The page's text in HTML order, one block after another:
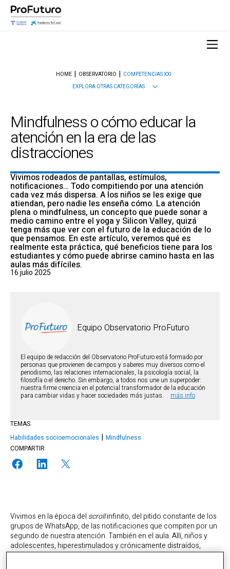
HOME OBSERVATORIO
COMPETENCIAS XXI
EXPLORA OTRAS CATEGORÍAS
Mindfulness o cómo educar la
atención en la era de las
distracciones
Vivimos rodeados de pantallas, estímulos,
notificaciones… Todo compitiendo por una atención
cada vez más dispersa. A los niños se les exige que
atiendan, pero nadie les enseña cómo. La atención
plena o mindfulness, un concepto que puede sonar a
medio camino entre el yoga y Silicon Valley, quizá
tenga más que ver con el futuro de la educación de lo
que pensamos. En este artículo, veremos qué es
realmente esta práctica, qué beneficios tiene para los
estudiantes y cómo puede abrirse camino hasta en las
aulas más difíciles.
16 julio 2025
Equipo Observatorio ProFuturo
El equipo de redacción del Observatorio ProFuturo está formado por
personas que provienen de campos y saberes muy diversos como el
periodismo, las relaciones internacionales, la psicología social, la
filosofía o el derecho. Sin embargo, a todos nos une un superpoder:
nuestra firme creencia en el potencial transformador de la educación
para cambiar vidas y hacer sociedades más justas.
más info
TEMAS
Habilidades socioemocionales
Mindfulness
COMPARTIR
Vivimos en la época del scrollinfinito, del pitido constante de los
grupos de WhatsApp, de las notificaciones que compiten por un
segundo de nuestra atención. También en el aula. Allí, niños y
adolescentes, hiperestimulados y crónicamente distraídos,
intentan sobrevivir a jornadas escolares que les piden lo que